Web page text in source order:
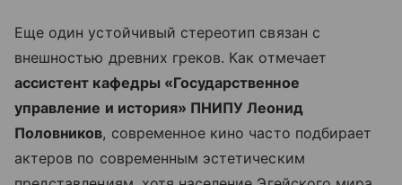
Еще один устойчивый стереотип связан с
внешностью древних греков. Как отмечает
ассистент кафедры «Государственное
управление и история» ПНИПУ Леонид
Половников, современное кино часто подбирает
актеров по современным эстетическим